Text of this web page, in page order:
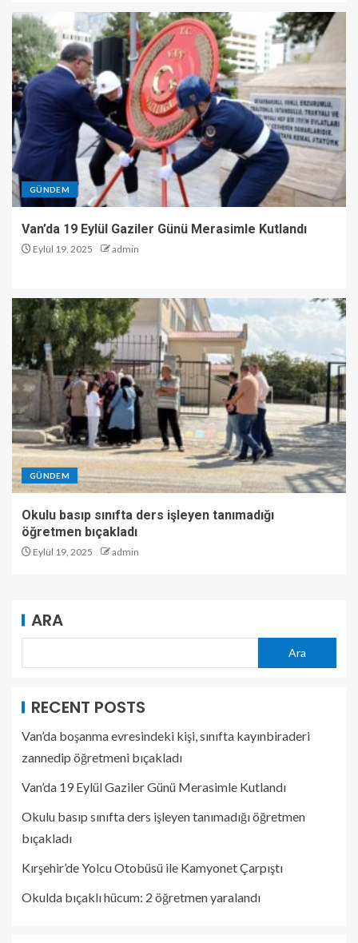
GÜNDEM
Van’da 19 Eylül Gaziler Günü Merasimle Kutlandı
Eylül 19, 2025 admin
GÜNDEM
Okulu basıp sınıfta ders işleyen tanımadığı
öğretmen bıçakladı
Eylül 19, 2025 admin
ARA
Ara
RECENT POSTS
Van’da boşanma evresindeki kişi, sınıfta kayınbiraderi
zannedip öğretmeni bıçakladı
Van’da 19 Eylül Gaziler Günü Merasimle Kutlandı
Okulu basıp sınıfta ders işleyen tanımadığı öğretmen
bıçakladı
Kırşehir’de Yolcu Otobüsü ile Kamyonet Çarpıştı
Okulda bıçaklı hücum: 2 öğretmen yaralandı